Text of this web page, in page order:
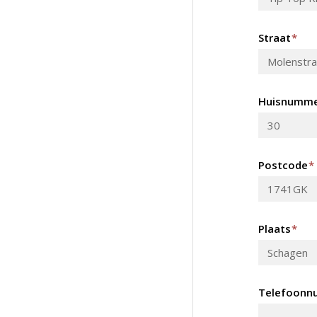
Straat*
Postcode*
Plaats*